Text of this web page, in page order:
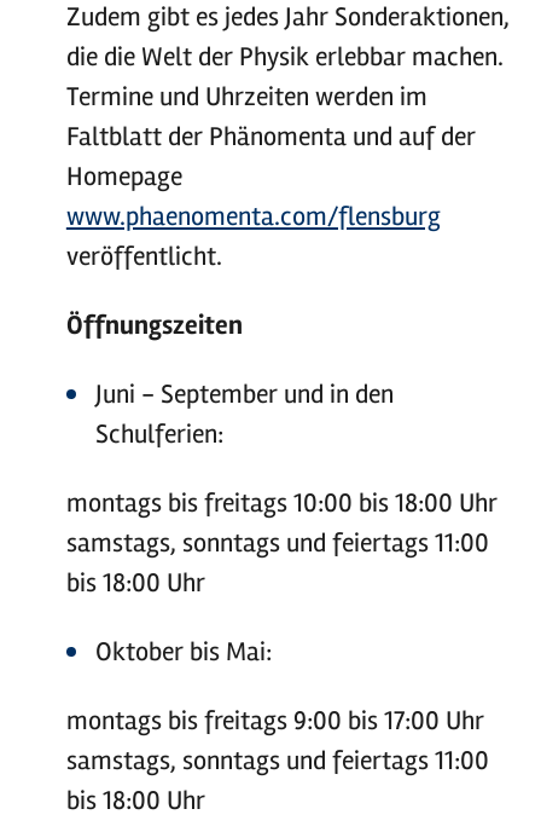
Zudem gibt es jedes Jahr Sonderaktionen,
die die Welt der Physik erlebbar machen.
Termine und Uhrzeiten werden im
Faltblatt der Phänomenta und auf der
Homepage
www.phaenomenta.com/flensburg
veröffentlicht.
Öffnungszeiten
Juni - September und in den
Schulferien:
montags bis freitags 10:00 bis 18:00 Uhr
samstags, sonntags und feiertags 11:00
bis 18:00 Uhr
Oktober bis Mai:
montags bis freitags 9:00 bis 17:00 Uhr
samstags, sonntags und feiertags 11:00
bis 18:00 Uhr